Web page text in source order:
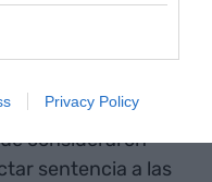
Privacy Policy
, ha hecho pública
consideraron
sentencia a las